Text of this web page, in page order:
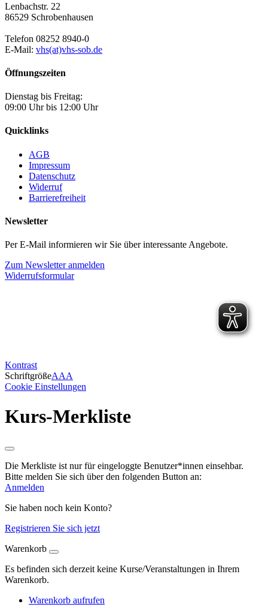
Lenbachstr. 22
86529 Schrobenhausen
Telefon 08252 8940-0
E-Mail: vhs(at)vhs-sob.de
Öffnungszeiten
Dienstag bis Freitag:
09:00 Uhr bis 12:00 Uhr
Quicklinks
AGB
Impressum
Datenschutz
Widerruf
Barrierefreiheit
Newsletter
Per E-Mail informieren wir Sie über interessante Angebote.
Zum Newsletter anmelden
Widerrufsformular
Kontrast
SchriftgrößeAAA
Cookie Einstellungen
Kurs-Merkliste
Die Merkliste ist nur für eingeloggte Benutzer*innen einsehbar.
Bitte melden Sie sich über den folgenden Button an:
Anmelden
Sie haben noch kein Konto?
Registrieren Sie sich jetzt
Warenkorb
Es befinden sich derzeit keine Kurse/Veranstaltungen in Ihrem
Warenkorb.
Warenkorb aufrufen